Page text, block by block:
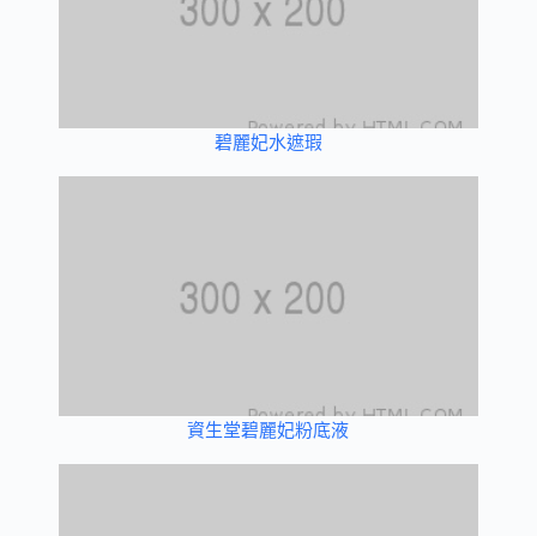
碧麗妃水遮瑕
資生堂碧麗妃粉底液